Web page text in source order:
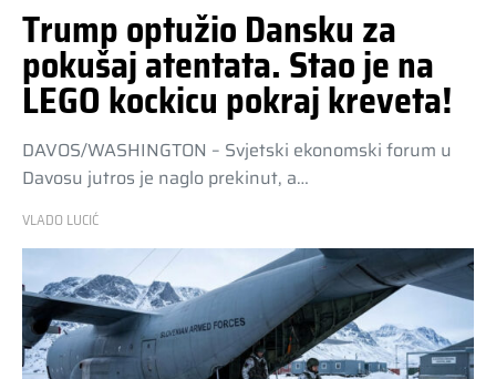
Trump optužio Dansku za
pokušaj atentata. Stao je na
LEGO kockicu pokraj kreveta!
DAVOS/WASHINGTON – Svjetski ekonomski forum u
Davosu jutros je naglo prekinut, a…
VLADO LUCIĆ